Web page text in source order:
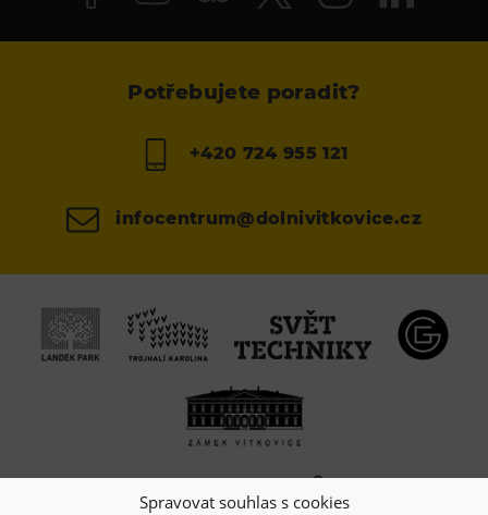
Spravovat souhlas s cookies
Potřebujete poradit?
+420 724 955 121
infocentrum@dolnivitkovice.cz